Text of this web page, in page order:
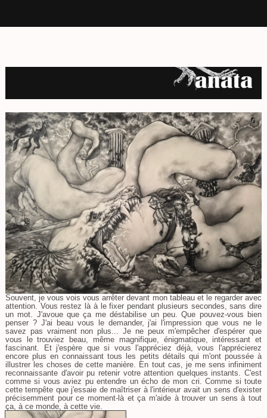
Souvent, je vous vois vous arrêter devant mon tableau et le regarder avec
attention. Vous restez là à le fixer pendant plusieurs secondes, sans dire
un mot. J'avoue que ça me déstabilise un peu. Que pouvez-vous bien
penser ? J'ai beau vous le demander, j'ai l'impression que vous ne le
savez pas vraiment non plus... Je ne peux m'empêcher d'espérer que
vous le trouviez beau, même magnifique, énigmatique, intéressant et
fascinant. Et j'espère que si vous l'appréciez déjà, vous l'apprécierez
encore plus en connaissant tous les petits détails qui m'ont poussée à
illustrer les choses de cette manière. En tout cas, je me sens infiniment
reconnaissante d'avoir pu retenir votre attention quelques instants. C'est
comme si vous aviez pu entendre un écho de mon cri. Comme si toute
cette tempête que j'essaie de maîtriser à l'intérieur avait un sens d'exister
précisemment pour ce moment-là et ça m'aide à trouver un sens à tout
ça, à ce monde, à cette vie.